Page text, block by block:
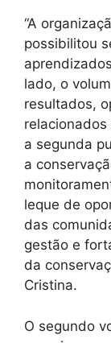
“A
possibilitou
lado, o
resultados,
a segunda
a
leque de
das
gestão e
da
Cristina.
O segundo